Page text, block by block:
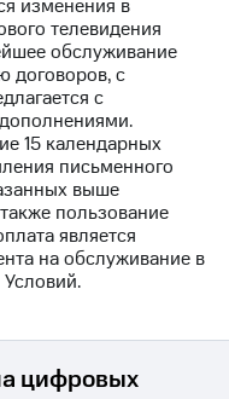
изменения в
телевидения
обслуживание
договоров, с
с
15 календарных
письменного
выше
пользование
является
на обслуживание в
цифровых